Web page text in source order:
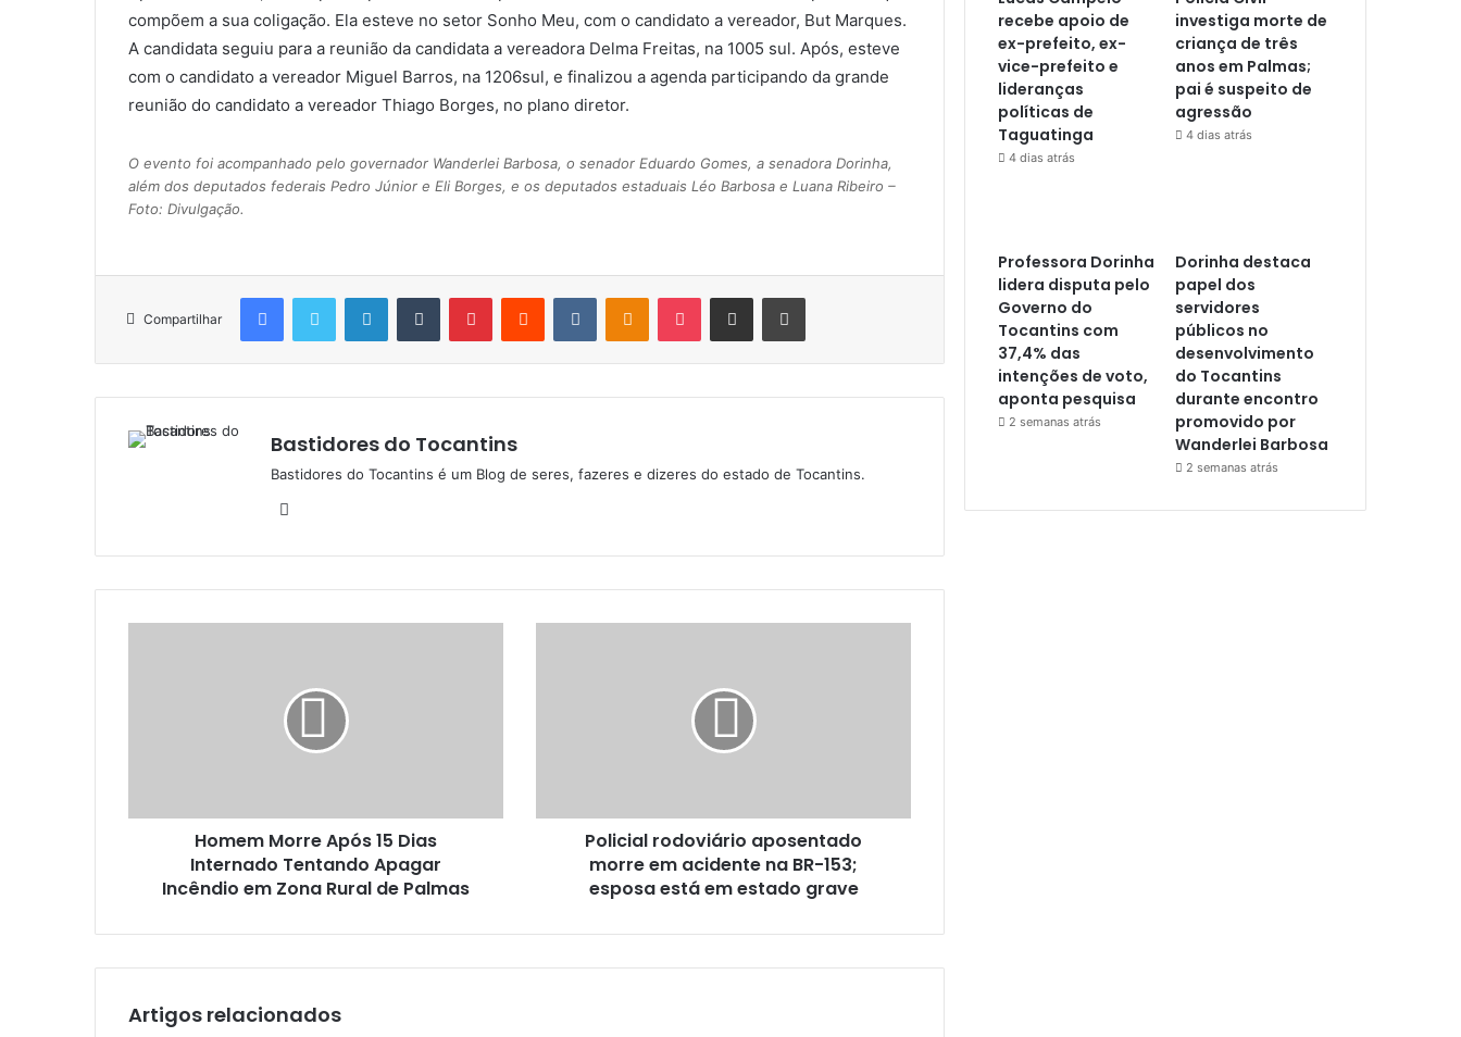
compõem a sua coligação. Ela esteve no setor Sonho Meu, com o candidato a vereador, But Marques.
A candidata seguiu para a reunião da candidata a vereadora Delma Freitas, na 1005 sul. Após, esteve
com o candidato a vereador Miguel Barros, na 1206sul, e finalizou a agenda participando da grande
reunião do candidato a vereador Thiago Borges, no plano diretor.
O evento foi acompanhado pelo governador Wanderlei Barbosa, o senador Eduardo Gomes, a senadora Dorinha,
além dos deputados federais Pedro Júnior e Eli Borges, e os deputados estaduais Léo Barbosa e Luana Ribeiro –
Foto: Divulgação.
Compartilhar
Bastidores do Tocantins
Bastidores do Tocantins é um Blog de seres, fazeres e dizeres do estado de Tocantins.
b
s
Homem Morre Após 15 Dias
Internado Tentando Apagar
Incêndio em Zona Rural de Palmas
Policial rodoviário aposentado
morre em acidente na BR-153;
esposa está em estado grave
Artigos relacionados
recebe apoio de
ex-prefeito, ex-
vice-prefeito e
lideranças
políticas de
Taguatinga
4 dias atrás
investiga morte de
criança de três
anos em Palmas;
pai é suspeito de
agressão
4 dias atrás
Professora Dorinha
lidera disputa pelo
Governo do
Tocantins com
37,4% das
intenções de voto,
aponta pesquisa
2 semanas atrás
Dorinha destaca
papel dos
servidores
públicos no
desenvolvimento
do Tocantins
durante encontro
promovido por
Wanderlei Barbosa
2 semanas atrás